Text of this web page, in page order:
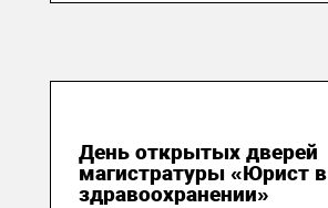
День открытых дверей
магистратуры «Юрист в
здравоохранении»